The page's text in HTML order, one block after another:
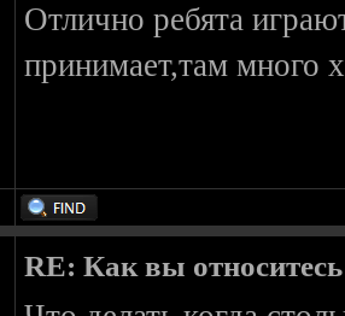
Отлично ребята
принимает,там много
RE: Как вы